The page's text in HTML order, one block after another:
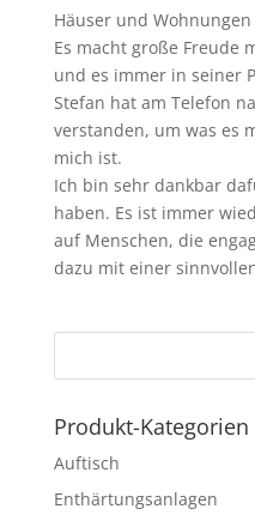
Häuser und
Es macht große Freude
und es immer in seiner
Stefan hat am Telefon
verstanden, um was es
mich ist.
Ich bin sehr dankbar
haben. Es ist immer
auf Menschen, die
dazu mit einer
Produkt-Kategorien
Auftisch
Enthärtungsanlagen